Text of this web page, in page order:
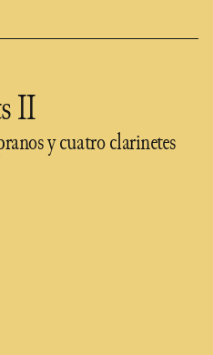
II
y cuatro clarinetes